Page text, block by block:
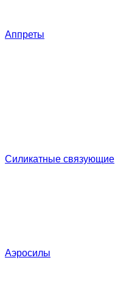
Аппреты
Силикатные связующие
Аэросилы